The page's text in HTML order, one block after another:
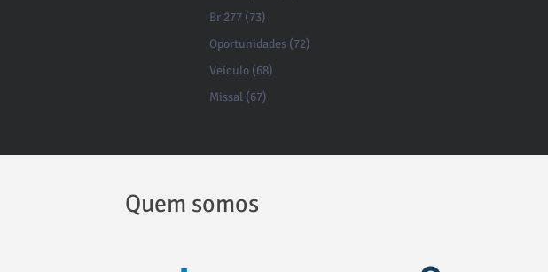
Br 277 (73)
Oportunidades (72)
Veículo (68)
Missal (67)
Quem somos